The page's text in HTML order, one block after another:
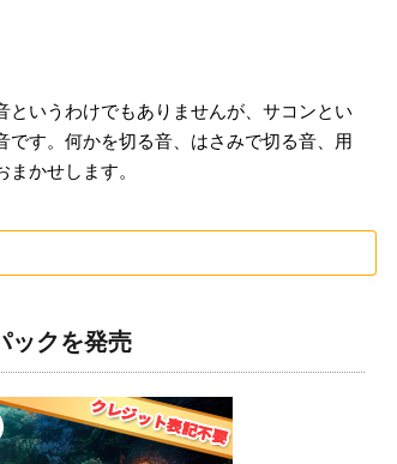
というわけでもありませんが、サコンとい
です。何かを切る音、はさみで切る音、用
まかせします。
ックを発売